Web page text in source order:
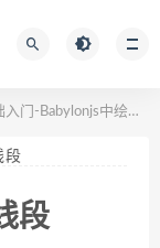
-Babylonjs中绘制一条线段
段
段